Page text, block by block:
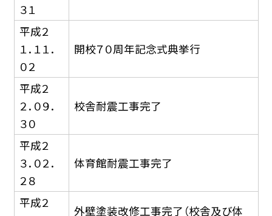
３１
平成２
１．１１．
０２
開校７０周年記念式典挙行
平成２
２．０９．
３０
校舎耐震工事完了
平成２
３．０２．
２８
体育館耐震工事完了
平成２
外壁塗装改修工事完了（校舎及び体